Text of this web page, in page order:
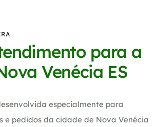
para a
Venécia ES
especialmente para
e pedidos da cidade de Nova Venécia